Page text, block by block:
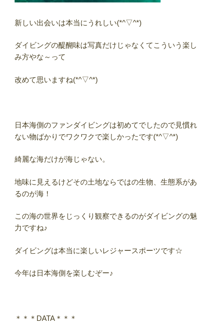
新しい出会いは本当にうれしい(*^▽^*)
ダイビングの醍醐味は写真だけじゃなくてこういう楽し
み方やな～って
改めて思いますね(*^▽^*)
日本海側のファンダイビングは初めてでしたので見慣れ
ない物ばかりでワクワクで楽しかったです(*^▽^*)
綺麗な海だけが海じゃない。
地味に見えるけどその土地ならではの生物、生態系があ
るのが海！
この海の世界をじっくり観察できるのがダイビングの魅
力ですね♪
ダイビングは本当に楽しいレジャースポーツです☆
今年は日本海側を楽しむぞー♪
＊＊＊DATA＊＊＊